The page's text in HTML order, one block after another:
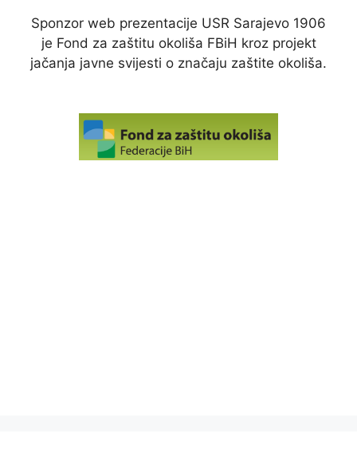
Sponzor web prezentacije USR Sarajevo 1906
je Fond za zaštitu okoliša FBiH kroz projekt
jačanja javne svijesti o značaju zaštite okoliša.